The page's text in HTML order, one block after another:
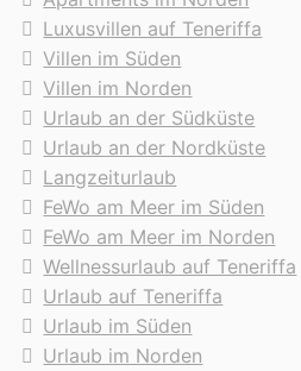
Luxusvillen auf Teneriffa
Villen im Süden
Villen im Norden
Urlaub an der Südküste
Urlaub an der Nordküste
Langzeiturlaub
FeWo am Meer im Süden
FeWo am Meer im Norden
Wellnessurlaub auf Teneriffa
Urlaub auf Teneriffa
Urlaub im Süden
Urlaub im Norden